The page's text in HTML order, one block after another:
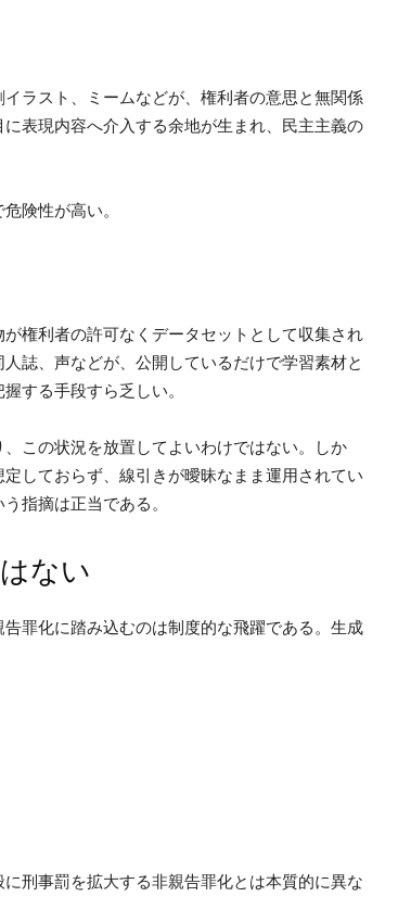
ラスト、ミームなどが、権利者の意思と無関係
表現内容へ介入する余地が生まれ、民主主義の
険性が高い。
権利者の許可なくデータセットとして収集され
誌、声などが、公開しているだけで学習素材と
する手段すら乏しい。
この状況を放置してよいわけではない。しか
しておらず、線引きが曖昧なまま運用されてい
指摘は正当である。
ない
罪化に踏み込むのは制度的な飛躍である。生成
刑事罰を拡大する非親告罪化とは本質的に異な